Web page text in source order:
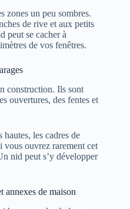
zones un peu sombres.
de rive et aux petits
peut se cacher à
de vos fenêtres.
construction. Ils sont
ouvertures, des fentes et
hautes, les cadres de
vous ouvrez rarement cet
nid peut s’y développer
annexes de maison